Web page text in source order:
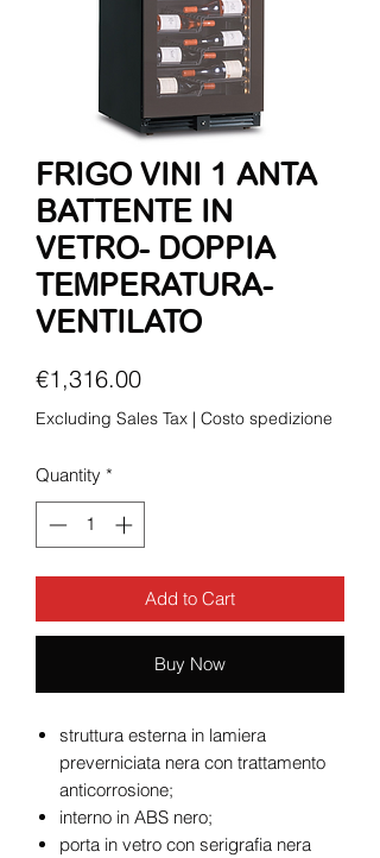
FRIGO VINI 1 ANTA
BATTENTE IN
VETRO- DOPPIA
TEMPERATURA-
VENTILATO
€1,316.00Price
Excluding Sales Tax | Costo spedizione
Quantity *
Add to Cart
Buy Now
struttura esterna in lamiera
preverniciata nera con trattamento
anticorrosione;
interno in ABS nero;
porta in vetro con serigrafia nera